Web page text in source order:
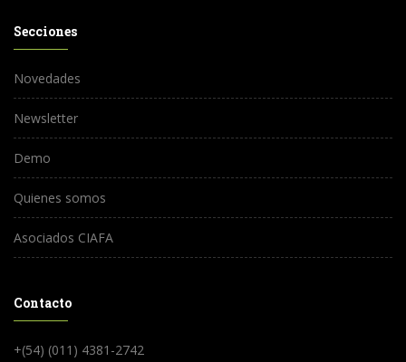
Secciones
Novedades
Newsletter
Demo
Quienes somos
Asociados CIAFA
Contacto
+(54) (011) 4381-2742